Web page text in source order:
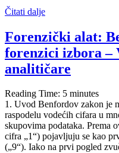
Čitati dalje
Forenzički alat:
forenzici izbora –
analitičare
Reading Time: 5 minutes
1. Uvod Benfordov zakon je
raspodelu vodećih cifara u
skupovima podataka. Prema
cifra „1“) pojavljuju se kao
(„9“). Iako na prvi pogled